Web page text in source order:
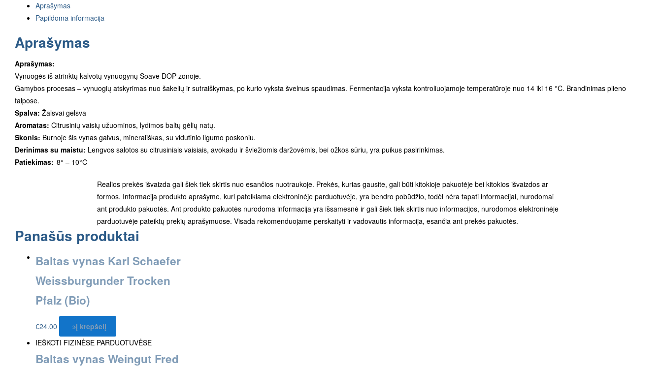
Aprašymas
Papildoma informacija
Aprašymas
Aprašymas:
Vynuogės iš atrinktų kalvotų vynuogynų Soave DOP zonoje.
Gamybos procesas – vynuogių atskyrimas nuo šakelių ir sutraiškymas, po kurio vyksta švelnus spaudimas. Fermentacija vyksta kontroliuojamoje temperatūroje nuo 14 iki 16 °C. Brandinimas plieno
talpose.
Spalva: Žalsvai gelsva
Aromatas: Citrusinių vaisių užuominos, lydimos baltų gėlių natų.
Skonis: Burnoje šis vynas gaivus, minerališkas, su vidutinio ilgumo poskoniu.
Derinimas su maistu: Lengvos salotos su citrusiniais vaisiais, avokadu ir šviežiomis daržovėmis, bei ožkos sūriu, yra puikus pasirinkimas.
Patiekimas: 8° – 10°C
Realios prekės išvaizda gali šiek tiek skirtis nuo esančios nuotraukoje. Prekės, kurias gausite, gali būti kitokioje pakuotėje bei kitokios išvaizdos ar
formos. Informacija produkto aprašyme, kuri pateikiama elektroninėje parduotuvėje, yra bendro pobūdžio, todėl nėra tapati informacijai, nurodomai
ant produkto pakuotės. Ant produkto pakuotės nurodoma informacija yra išsamesnė ir gali šiek tiek skirtis nuo informacijos, nurodomos elektroninėje
parduotuvėje pateiktų prekių aprašymuose. Visada rekomenduojame perskaityti ir vadovautis informacija, esančia ant prekės pakuotės.
Panašūs produktai
Baltas vynas Karl Schaefer
Weissburgunder Trocken
Pfalz (Bio)
€24.00
Į krepšelį
IEŠKOTI FIZINĖSE PARDUOTUVĖSE
Baltas vynas Weingut Fred